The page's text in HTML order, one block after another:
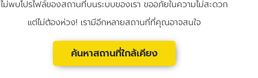
ไม่พบโปรไฟล์ของสถานที่บนระบบของเรา ขออภัยในความไม่สะดวก
แต่ไม่ต้องห่วง! เรามีอีกหลายสถานที่ที่คุณอาจสนใจ
ค้นหาสถานที่ใกล้เคียง